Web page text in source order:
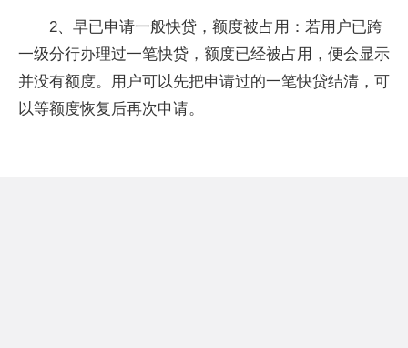
2、早已申请一般快贷，额度被占用：若用户已跨
一级分行办理过一笔快贷，额度已经被占用，便会显示
并没有额度。用户可以先把申请过的一笔快贷结清，可
以等额度恢复后再次申请。